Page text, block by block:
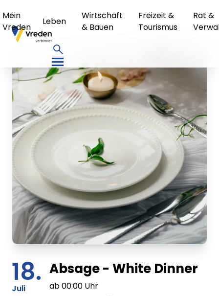
Mein
Vreden
Leben
Wirtschaft
& Bauen
Freizeit &
Tourismus
Rat &
18.
Juli
Absage - White Dinner
ab00:00 Uhr